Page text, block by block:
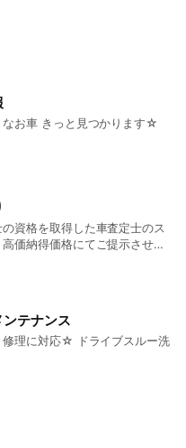
なお車 きっと見つかります☆
資格を取得した車査定士のス
価納得価格にてご提示させて
テナンス
修理に対応☆ ドライブスルー洗